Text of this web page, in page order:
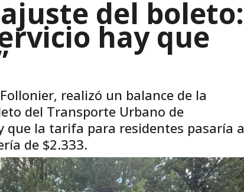
del boleto:
hay que
realizó un balance de la
del Transporte Urbano de
que la tarifa para residentes pasaría a
de $2.333.